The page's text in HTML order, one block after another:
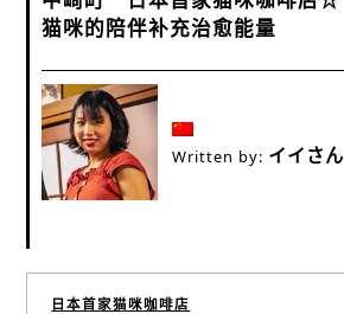
猫咪的陪伴补充治愈能量
Written by: イイさん
日本首家猫咪咖啡店